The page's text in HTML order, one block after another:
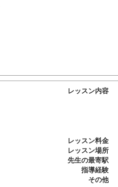
レッスン内容
レッスン料金
レッスン場所
先生の最寄駅
指導経験
その他